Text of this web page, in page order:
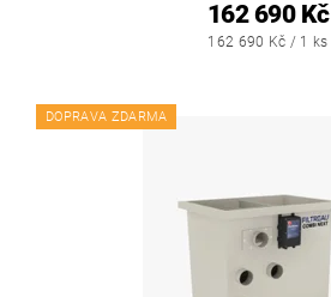
162 690 Kč
162 690 Kč / 1 ks
DOPRAVA ZDARMA